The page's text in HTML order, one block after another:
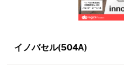
イノバセル(504A)